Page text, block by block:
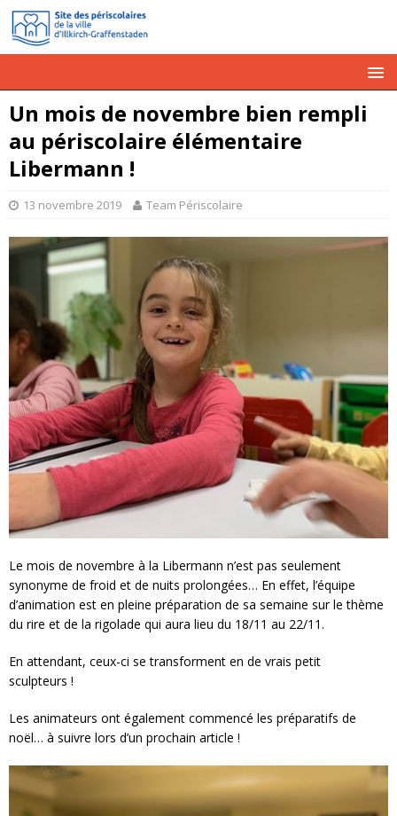
Un mois de novembre bien rempli
au périscolaire élémentaire
Libermann !
13 novembre 2019 Team Périscolaire
Le mois de novembre à la Libermann n’est pas seulement
synonyme de froid et de nuits prolongées… En effet, l’équipe
d’animation est en pleine préparation de sa semaine sur le thème
du rire et de la rigolade qui aura lieu du 18/11 au 22/11.
En attendant, ceux-ci se transforment en de vrais petit
sculpteurs !
Les animateurs ont également commencé les préparatifs de
noël… à suivre lors d’un prochain article !